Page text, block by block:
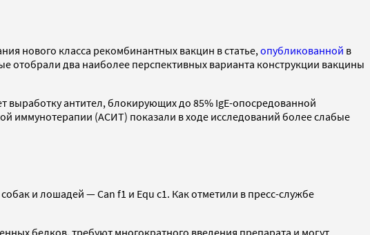
нового класса рекомбинантных вакцин в статье, опубликованной в
отобрали два наиболее перспективных варианта конструкции вакцины
антител, блокирующих до 85% IgE-опосредованной
иммунотерапии (АСИТ) показали в ходе исследований более слабые
и лошадей — Can f1 и Equ c1. Как отметили в пресс-службе
белков, требуют многократного введения препарата и могут